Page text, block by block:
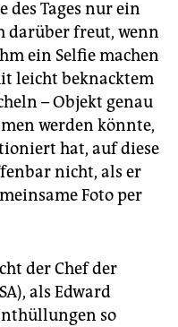
des Tages nur ein
darüber freut, wenn
ein Selfie machen
leicht beknacktem
– Objekt genau
werden könnte,
hat, auf diese
nicht, als er
Foto per
der Chef der
als Edward
so